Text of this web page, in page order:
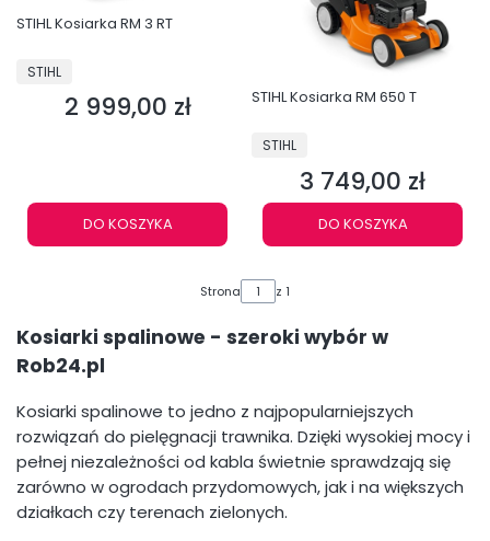
STIHL Kosiarka RM 3 RT
PRODUCENT
STIHL
Cena
2 999,00 zł
DO KOSZYKA
STIHL Kosiarka RM 650 T
PRODUCENT
STIHL
Cena
3 749,00 zł
DO KOSZYKA
Strona z 1
Kosiarki spalinowe - szeroki wybór w
Rob24.pl
Kosiarki spalinowe to jedno z najpopularniejszych
rozwiązań do pielęgnacji trawnika. Dzięki wysokiej mocy i
pełnej niezależności od kabla świetnie sprawdzają się
zarówno w ogrodach przydomowych, jak i na większych
działkach czy terenach zielonych.